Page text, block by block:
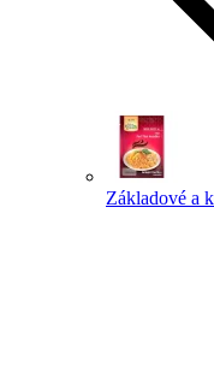
Základové a